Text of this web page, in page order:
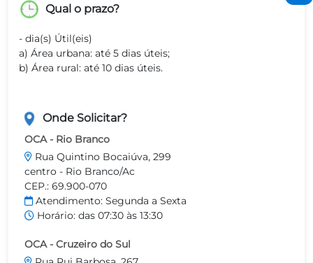
Qual o prazo?
- dia(s) Útil(eis)
a) Área urbana: até 5 dias úteis;
b) Área rural: até 10 dias úteis.
Onde Solicitar?
OCA - Rio Branco
Rua Quintino Bocaiúva, 299
centro - Rio Branco/Ac
CEP.: 69.900-070
Atendimento: Segunda a Sexta
Horário: das 07:30 às 13:30
OCA - Cruzeiro do Sul